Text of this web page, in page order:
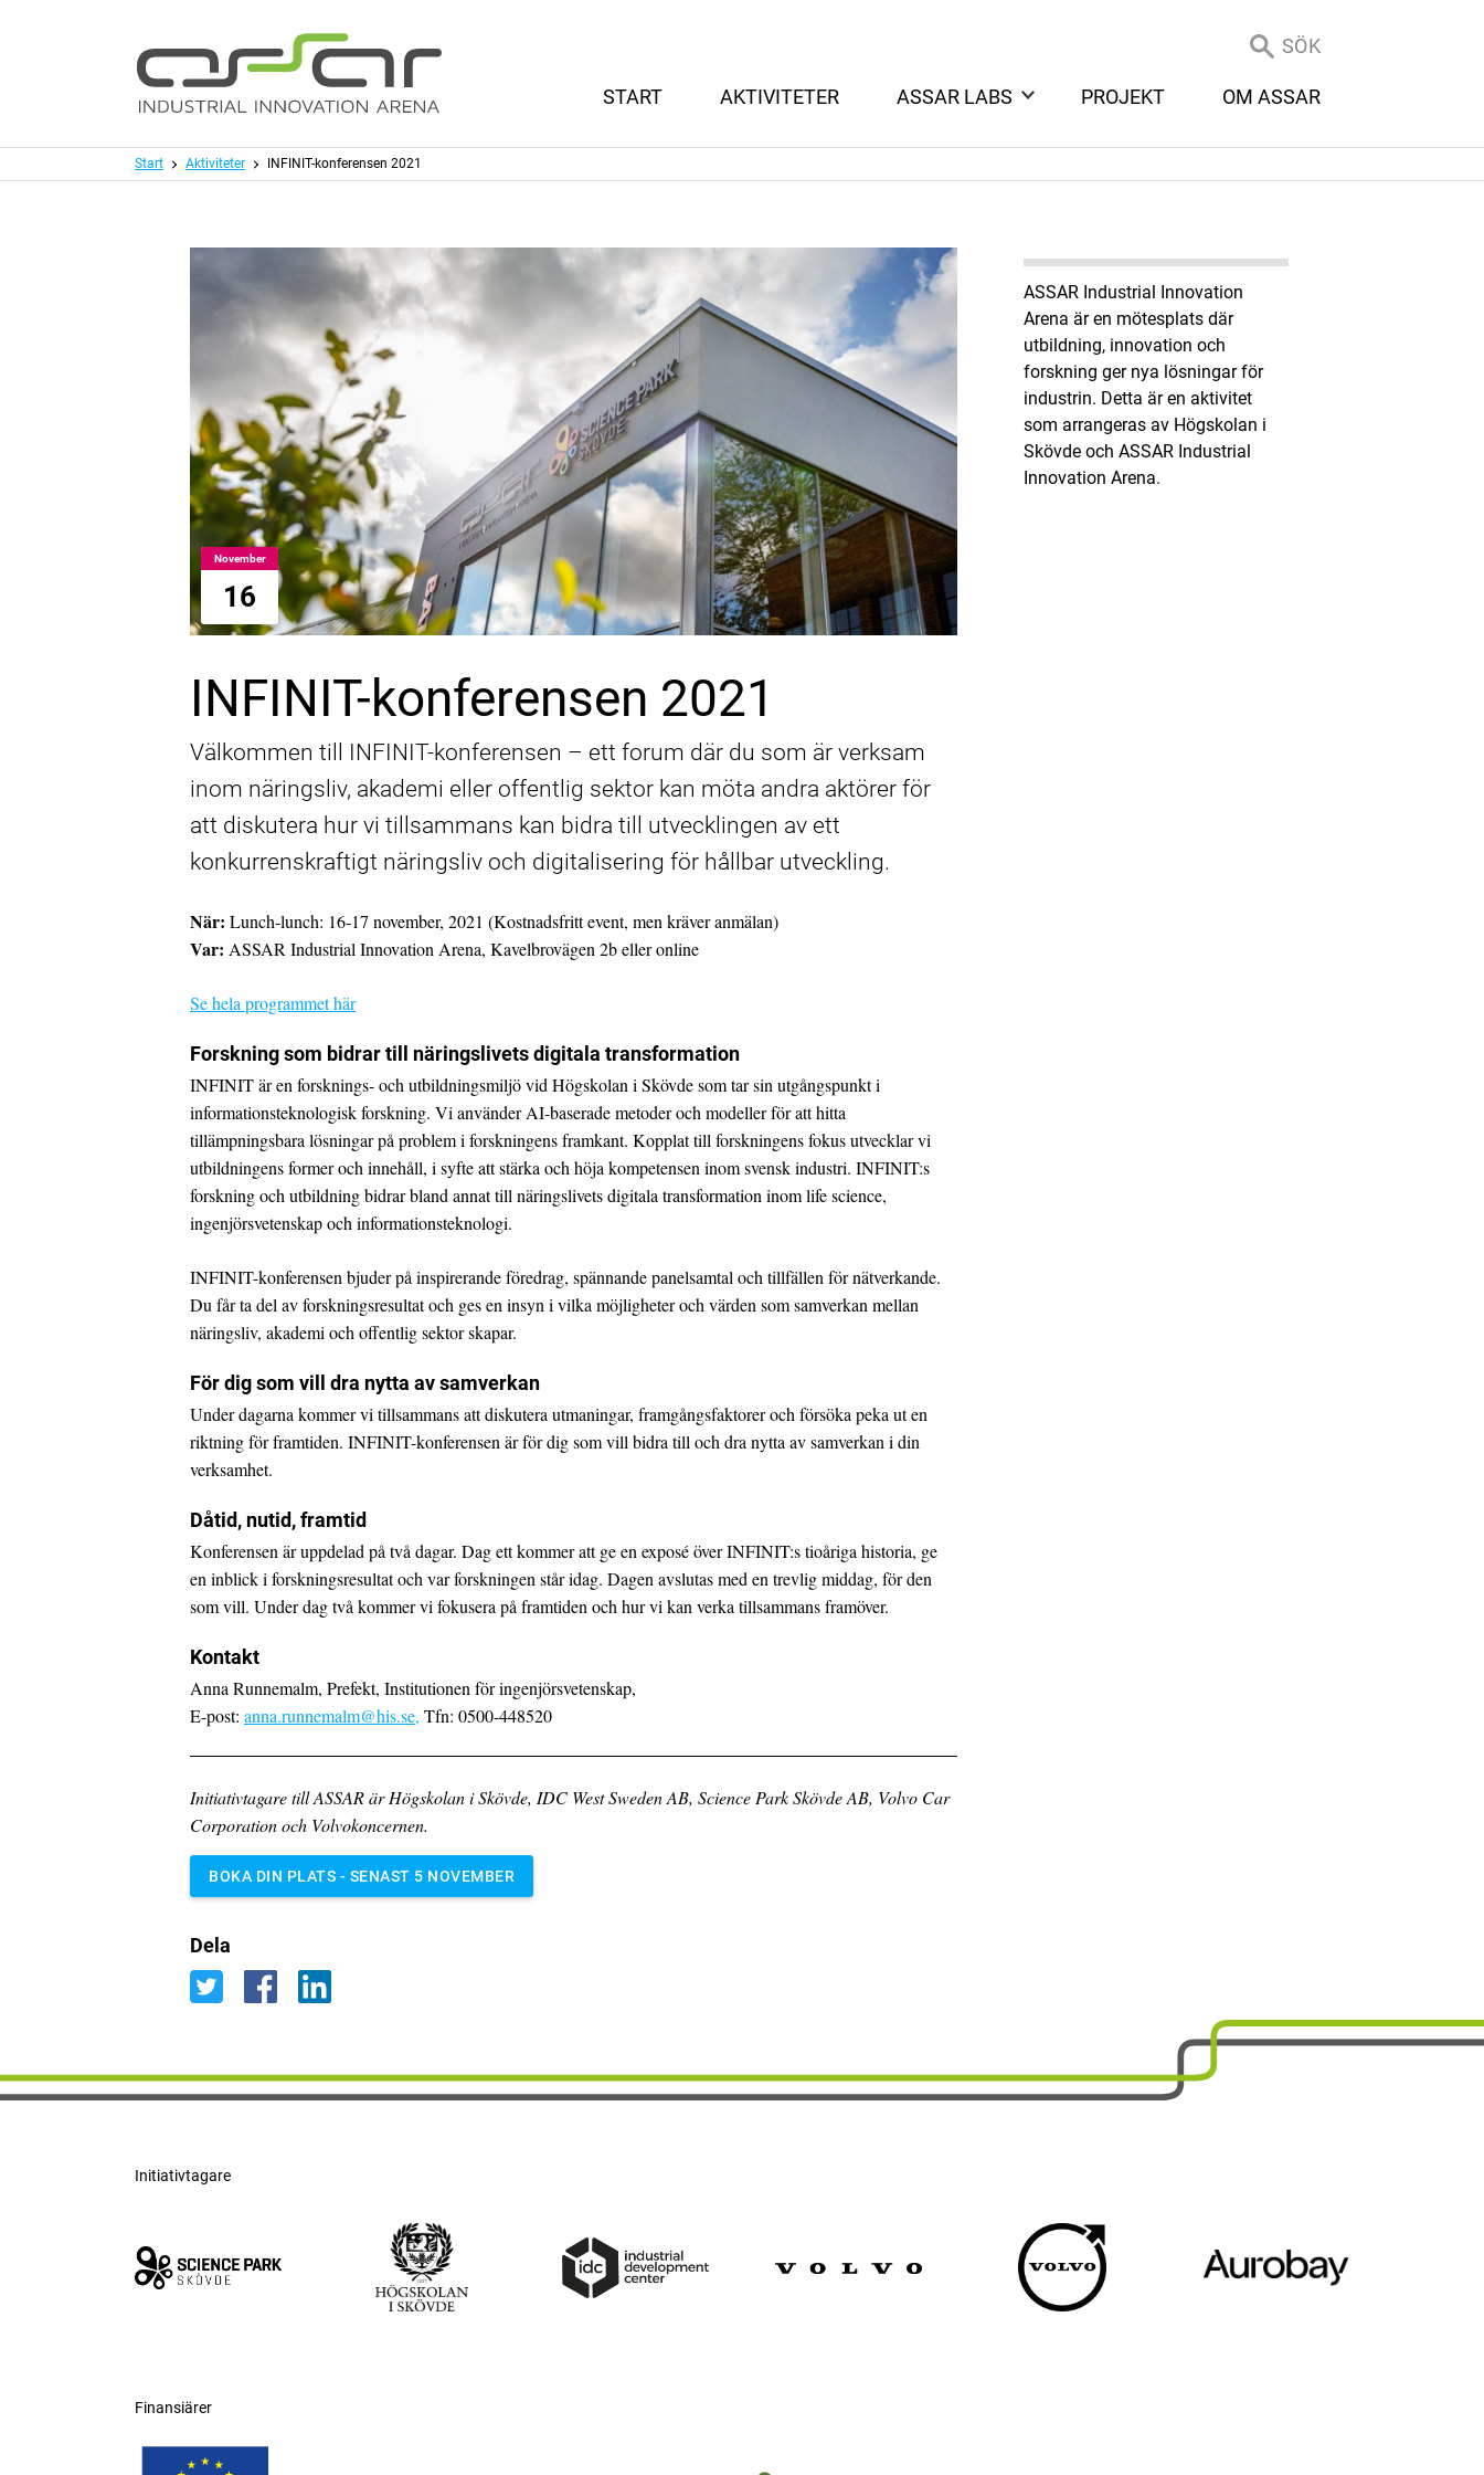
SÖK
START
AKTIVITETER ASSAR LABS PROJEKT OM ASSAR
Start Aktiviteter INFINIT-konferensen 2021
November
16
INFINIT-konferensen 2021
Välkommen till INFINIT-konferensen – ett forum där du som är verksam
inom näringsliv, akademi eller offentlig sektor kan möta andra aktörer för
att diskutera hur vi tillsammans kan bidra till utvecklingen av ett
konkurrenskraftigt näringsliv och digitalisering för hållbar utveckling.
När: Lunch-lunch: 16-17 november, 2021 (Kostnadsfritt event, men kräver anmälan)
Var: ASSAR Industrial Innovation Arena, Kavelbrovägen 2b eller online
Se hela programmet här
Forskning som bidrar till näringslivets digitala transformation
INFINIT är en forsknings- och utbildningsmiljö vid Högskolan i Skövde som tar sin utgångspunkt i
informationsteknologisk forskning. Vi använder AI-baserade metoder och modeller för att hitta
tillämpningsbara lösningar på problem i forskningens framkant. Kopplat till forskningens fokus utvecklar vi
utbildningens former och innehåll, i syfte att stärka och höja kompetensen inom svensk industri. INFINIT:s
forskning och utbildning bidrar bland annat till näringslivets digitala transformation inom life science,
ingenjörsvetenskap och informationsteknologi.
INFINIT-konferensen bjuder på inspirerande föredrag, spännande panelsamtal och tillfällen för nätverkande.
Du får ta del av forskningsresultat och ges en insyn i vilka möjligheter och värden som samverkan mellan
näringsliv, akademi och offentlig sektor skapar.
För dig som vill dra nytta av samverkan
Under dagarna kommer vi tillsammans att diskutera utmaningar, framgångsfaktorer och försöka peka ut en
riktning för framtiden. INFINIT-konferensen är för dig som vill bidra till och dra nytta av samverkan i din
verksamhet.
Dåtid, nutid, framtid
Konferensen är uppdelad på två dagar. Dag ett kommer att ge en exposé över INFINIT:s tioåriga historia, ge
en inblick i forskningsresultat och var forskningen står idag. Dagen avslutas med en trevlig middag, för den
som vill. Under dag två kommer vi fokusera på framtiden och hur vi kan verka tillsammans framöver.
Kontakt
Anna Runnemalm, Prefekt, Institutionen för ingenjörsvetenskap,
E-post: anna.runnemalm@his.se, Tfn: 0500-448520
Initiativtagare till ASSAR är Högskolan i Skövde, IDC West Sweden AB, Science Park Skövde AB, Volvo Car
Corporation och Volvokoncernen.
BOKA DIN PLATS - SENAST 5 NOVEMBER
Dela
ASSAR Industrial Innovation
Arena är en mötesplats där
utbildning, innovation och
forskning ger nya lösningar för
industrin. Detta är en aktivitet
som arrangeras av Högskolan i
Skövde och ASSAR Industrial
Innovation Arena.
Initiativtagare
Finansiärer